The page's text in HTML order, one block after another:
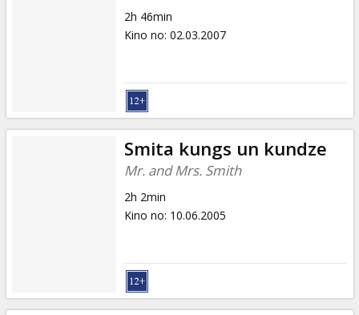
2h 46min
Kino no: 02.03.2007
Smita kungs un kundze
Mr. and Mrs. Smith
2h 2min
Kino no: 10.06.2005